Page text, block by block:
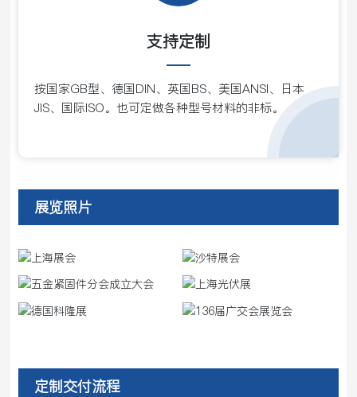
支持定制
按国家GB型、德国DIN、英国BS、美国ANSI、日本
JIS、国际ISO。也可定做各种型号材料的非标。
展览照片
定制交付流程